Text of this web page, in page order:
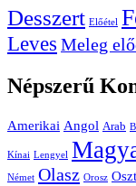
Desszert Előétel
Leves Meleg
Népszerű
Amerikai Angol Arab
Kínai Lengyel
Német Olasz Orosz